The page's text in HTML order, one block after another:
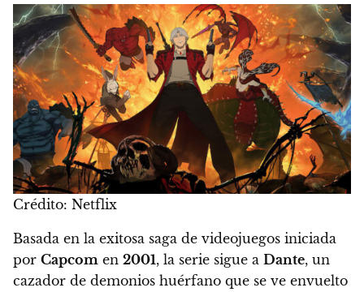
Crédito: Netflix
Basada en la exitosa saga de videojuegos iniciada
por Capcom en 2001, la serie sigue a Dante, un
cazador de demonios huérfano que se ve envuelto